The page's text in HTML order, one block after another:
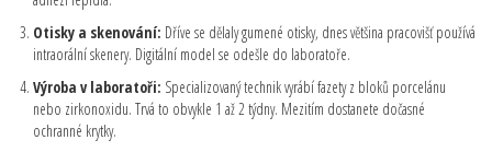
Otisky a skenování: Dříve se dělaly gumené otisky, dnes většina pracovišť používá
intraorální skenery. Digitální model se odešle do laboratoře.
Výroba v laboratoři: Specializovaný technik vyrábí fazety z bloků porcelánu
nebo zirkonoxidu. Trvá to obvykle 1 až 2 týdny. Mezitím dostanete dočasné
ochranné krytky.